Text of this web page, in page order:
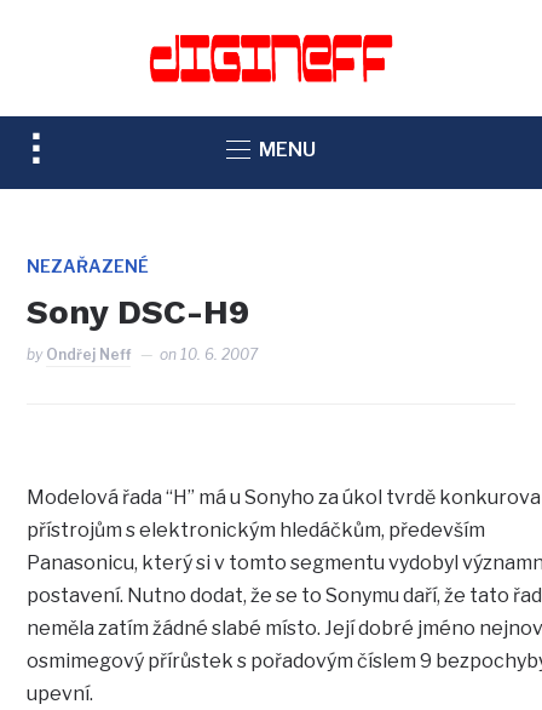
TOGGLE
SIDEBAR
NAVIGATION
MENU
NEZAŘAZENÉ
Sony DSC-H9
by Ondřej Neff on10. 6. 2007
Modelová řada “H” má u Sonyho za úkol tvrdě
přístrojům s elektronickým hledáčkům, především
Panasonicu, který si v tomto segmentu vydobyl
postavení. Nutno dodat, že se to Sonymu daří, že tato
neměla zatím žádné slabé místo. Její dobré jméno
osmimegový přírůstek s pořadovým číslem 9
upevní.